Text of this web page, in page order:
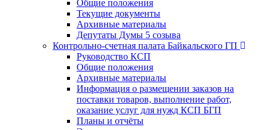
Общие положения
Текущие документы
Архивные материалы
Депутаты Думы 5 созыва
Контрольно-счетная палата Байкальского ГП
Руководство КСП
Общие положения
Архивные материалы
Информация о размещении заказов на
поставки товаров, выполнение работ,
оказание услуг для нужд КСП БГП
Планы и отчёты